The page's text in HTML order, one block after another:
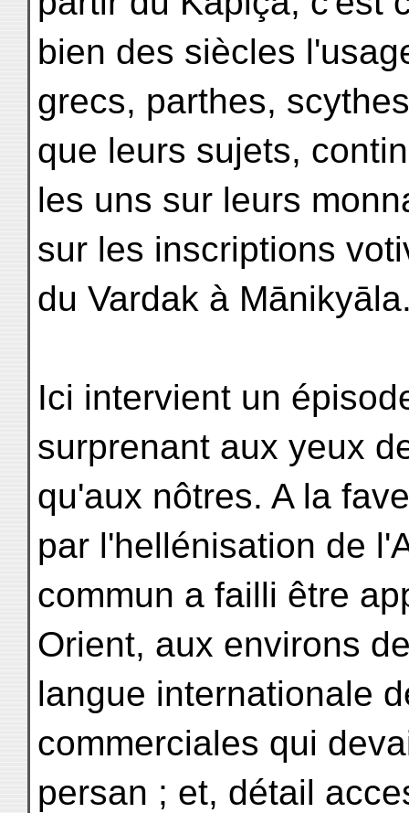
bien des siècles
grecs, parthes,
que leurs sujets,
les uns sur leurs
sur les inscriptions
du Vardak à
Ici intervient un
surprenant aux yeux
qu'aux nôtres. A la
par l'hellénisation de
commun a failli être
Orient, aux environs
langue internationale
commerciales qui
persan ; et, détail